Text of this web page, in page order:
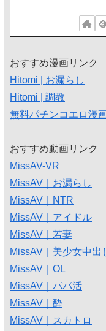
おすすめ漫画リンク
Hitomi | お漏らし
Hitomi | 調教
無料パチンコエロ漫
おすすめ動画リンク
MissAV-VR
MissAV｜お漏らし
MissAV｜NTR
MissAV｜アイドル
MissAV｜若妻
MissAV｜美少女中出
MissAV｜OL
MissAV｜パパ活
MissAV｜酔
MissAV｜スカトロ